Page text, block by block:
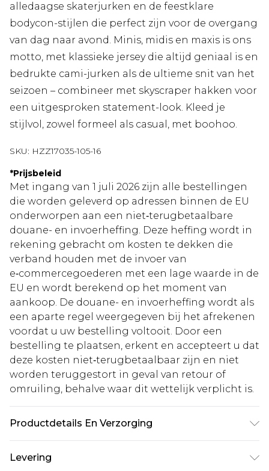
alledaagse skaterjurken en de feestklare
bodycon-stijlen die perfect zijn voor de overgang
van dag naar avond. Minis, midis en maxis is ons
motto, met klassieke jersey die altijd geniaal is en
bedrukte cami-jurken als de ultieme snit van het
seizoen – combineer met skyscraper hakken voor
een uitgesproken statement-look. Kleed je
stijlvol, zowel formeel als casual, met boohoo.
SKU: HZZ17035-105-16
*Prijsbeleid
Met ingang van 1 juli 2026 zijn alle bestellingen
die worden geleverd op adressen binnen de EU
onderworpen aan een niet‑terugbetaalbare
douane- en invoerheffing. Deze heffing wordt in
rekening gebracht om kosten te dekken die
verband houden met de invoer van
e‑commercegoederen met een lage waarde in de
EU en wordt berekend op het moment van
aankoop. De douane- en invoerheffing wordt als
een aparte regel weergegeven bij het afrekenen
voordat u uw bestelling voltooit. Door een
bestelling te plaatsen, erkent en accepteert u dat
deze kosten niet‑terugbetaalbaar zijn en niet
worden teruggestort in geval van retour of
omruiling, behalve waar dit wettelijk verplicht is.
Productdetails En Verzorging
draagt UK 10.
Levering